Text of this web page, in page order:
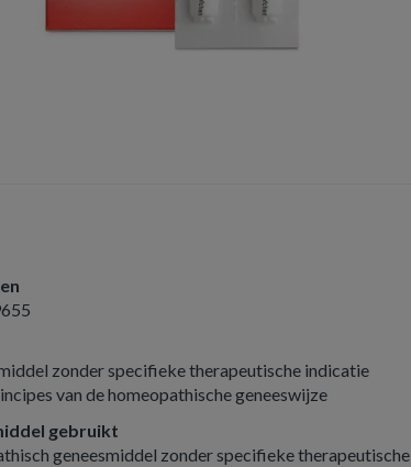
zonder specifieke therapeutische indicatie
van de homeopathische geneeswijze
gebruikt
geneesmiddel zonder specifieke therapeutische